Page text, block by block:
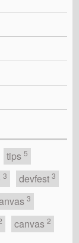
tips 5
3 devfest 3
3
canvas 2